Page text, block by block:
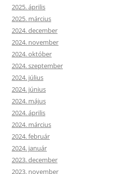
2025. április
2025. március
2024. december
2024. november
2024. október
2024. szeptember
2024. július
2024. június
2024. május
2024. április
2024. március
2024. február
2024. január
2023. december
2023. november